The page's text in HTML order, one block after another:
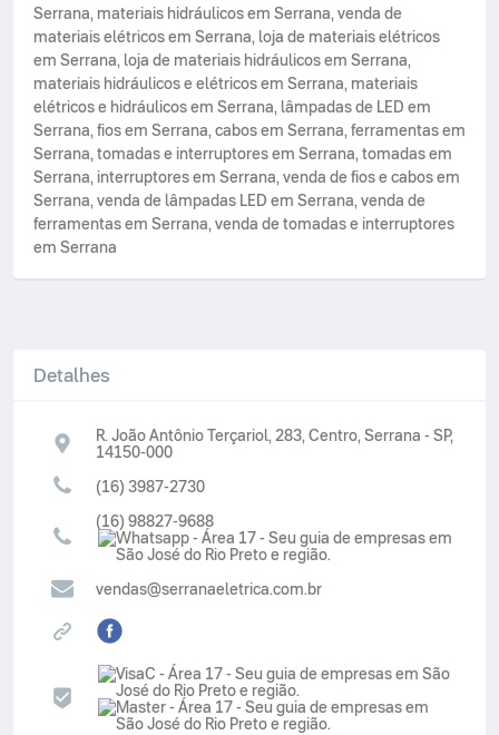
Serrana, materiais hidráulicos em Serrana, venda de
materiais elétricos em Serrana, loja de materiais elétricos
em Serrana, loja de materiais hidráulicos em Serrana,
materiais hidráulicos e elétricos em Serrana, materiais
elétricos e hidráulicos em Serrana, lâmpadas de LED em
Serrana, fios em Serrana, cabos em Serrana, ferramentas em
Serrana, tomadas e interruptores em Serrana, tomadas em
Serrana, interruptores em Serrana, venda de fios e cabos em
Serrana, venda de lâmpadas LED em Serrana, venda de
ferramentas em Serrana, venda de tomadas e interruptores
em Serrana
Detalhes
R. João Antônio Terçariol, 283, Centro, Serrana - SP,
14150-000
(16) 3987-2730
(16) 98827-9688
vendas@serranaeletrica.com.br